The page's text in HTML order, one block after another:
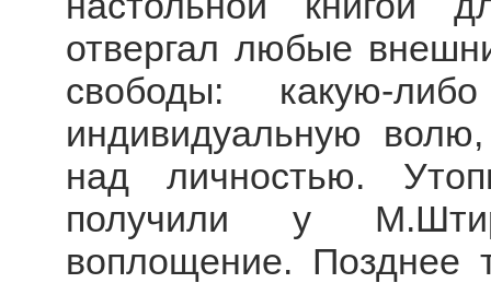
отвергал любые
свободы: какую-
индивидуальную
над личностью.
получили у
воплощение. Позднее